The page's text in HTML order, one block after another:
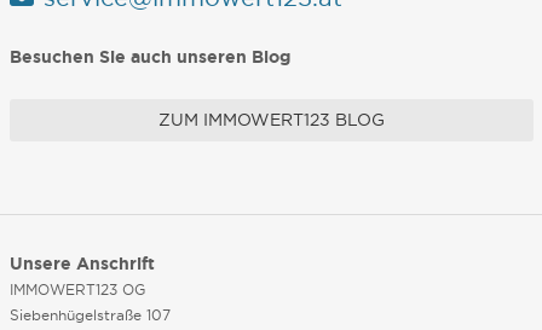
Besuchen Sie auch unseren Blog
ZUM IMMOWERT123 BLOG
Unsere Anschrift
IMMOWERT123 OG
Siebenhügelstraße 107